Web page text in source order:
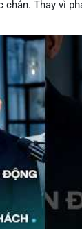
Thay vì
định. Điều này
trường phục